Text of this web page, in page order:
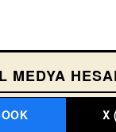
MEDYA
X